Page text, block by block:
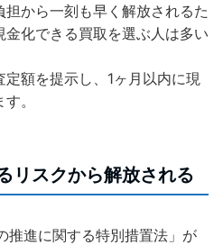
から一刻も早く解放されるた
化できる買取を選ぶ人は多い
額を提示し、1ヶ月以内に現
。
リスクから解放される
推進に関する特別措置法」が